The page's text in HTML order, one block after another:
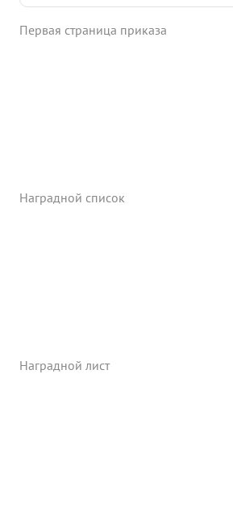
Первая страница приказа
Наградной список
Наградной лист